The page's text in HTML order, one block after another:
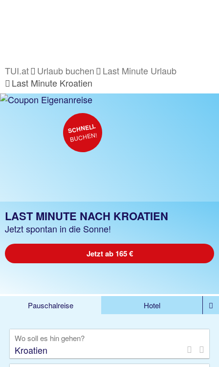
TUI.at Urlaub buchen
Last Minute Urlaub
Last Minute Kroatien
LAST MINUTE NACH KROATIEN
Jetzt spontan in die Sonne!
Jetzt ab 165 €
SCHNELL
BUCHEN!
Pauschalreise
Hotel
Rundreise
Kreuzfahrt
Gruppenreise
Camper Privattransfer
Wo soll es hin gehen?